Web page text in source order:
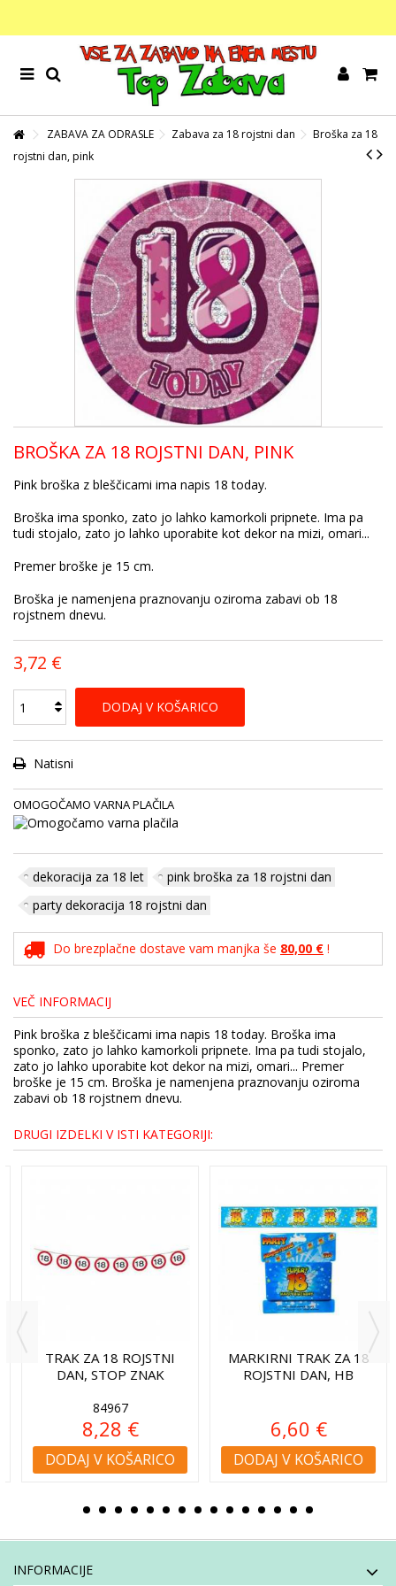
ZABAVA ZA ODRASLE Zabava za 18 rojstni dan
Broška za 18
rojstni dan, pink
BROŠKA ZA 18 ROJSTNI DAN, PINK
Pink broška z bleščicami ima napis 18 today.
Broška ima sponko, zato jo lahko kamorkoli pripnete. Ima pa
tudi stojalo, zato jo lahko uporabite kot dekor na mizi, omari...
Premer broške je 15 cm.
Broška je namenjena praznovanju oziroma zabavi ob 18
rojstnem dnevu.
3,72 €
DODAJ V KOŠARICO
Natisni
OMOGOČAMO VARNA PLAČILA
dekoracija za 18 let
pink broška za 18 rojstni dan
party dekoracija 18 rojstni dan
Do brezplačne dostave vam manjka še 80,00 € !
VEČ INFORMACIJ
Pink broška z bleščicami ima napis 18 today. Broška ima
sponko, zato jo lahko kamorkoli pripnete. Ima pa tudi stojalo,
zato jo lahko uporabite kot dekor na mizi, omari... Premer
broške je 15 cm. Broška je namenjena praznovanju oziroma
zabavi ob 18 rojstnem dnevu.
DRUGI IZDELKI V ISTI KATEGORIJI:
TRAK ZA 18 ROJSTNI
DAN, STOP ZNAK
84967
8,28 €
DODAJ V KOŠARICO
MARKIRNI TRAK ZA 18
ROJSTNI DAN, HB
6,60 €
DODAJ V KOŠARICO
INFORMACIJE